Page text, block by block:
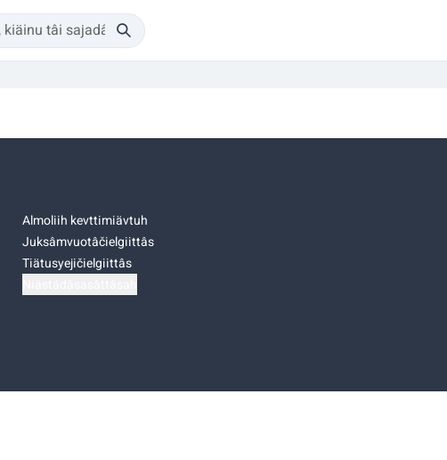
Almoliih kevttimiävtuh
Juksâmvuotâčielgiittâs
Tiätusyejičielgiittâs